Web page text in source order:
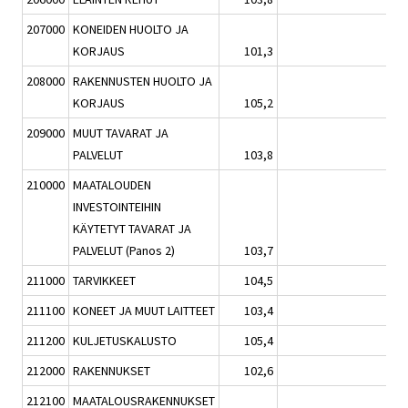
207000 KONEIDEN HUOLTO JA
KORJAUS
101,3
208000 RAKENNUSTEN HUOLTO JA
KORJAUS
105,2
209000 MUUT TAVARAT JA
PALVELUT
103,8
210000 MAATALOUDEN
INVESTOINTEIHIN
KÄYTETYT TAVARAT JA
PALVELUT (Panos 2)
103,7
211000 TARVIKKEET 104,5
211100 KONEET JA MUUT LAITTEET 103,4
211200 KULJETUSKALUSTO 105,4
212000 RAKENNUKSET 102,6
212100 MAATALOUSRAKENNUKSET